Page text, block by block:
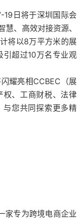
19日将于深圳国际会
、高效对接资源、
将以8万平方米的展
引超过10万名专业观
耀亮相CCBEC（展
权、工商财税、法律
与您共同探索更多精
家专为跨境电商企业